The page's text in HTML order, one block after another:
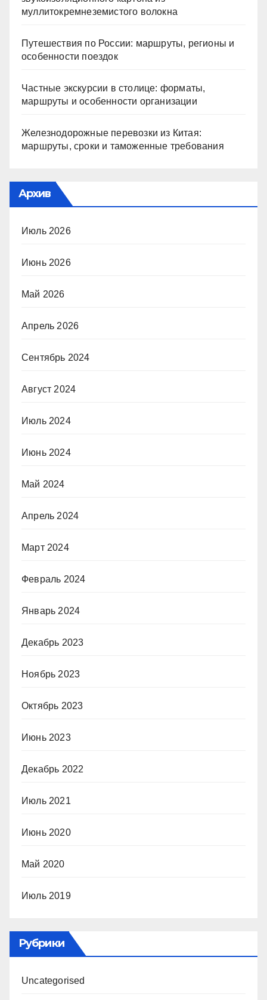
муллитокремнеземистого волокна
Путешествия по России: маршруты, регионы и
особенности поездок
Частные экскурсии в столице: форматы,
маршруты и особенности организации
Железнодорожные перевозки из Китая:
маршруты, сроки и таможенные требования
Архив
Июль 2026
Июнь 2026
Май 2026
Апрель 2026
Сентябрь 2024
Август 2024
Июль 2024
Июнь 2024
Май 2024
Апрель 2024
Март 2024
Февраль 2024
Январь 2024
Декабрь 2023
Ноябрь 2023
Октябрь 2023
Июнь 2023
Декабрь 2022
Июль 2021
Июнь 2020
Май 2020
Июль 2019
Рубрики
Uncategorised